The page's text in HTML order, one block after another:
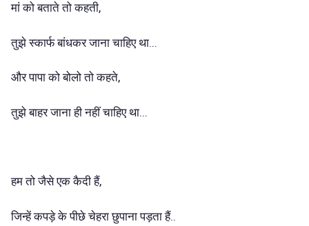
मां को बताते तो कहती,
तुझे स्कार्फ बांधकर जाना चाहिए था...
और पापा को बोलो तो कहते,
तुझे बाहर जाना ही नहीं चाहिए था...
हम तो जैसे एक कैदी हैं,
जिन्हें कपड़े के पीछे चेहरा छुपाना पड़ता हैं..